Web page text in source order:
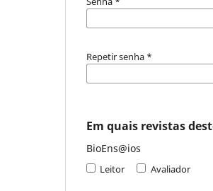
Repetir senha *
Em quais revistas
BioEns@ios
Leitor Avaliador